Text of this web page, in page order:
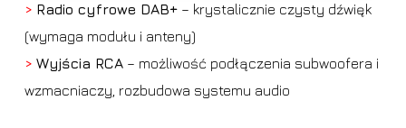
> Radio cyfrowe DAB+– krystalicznie czysty dźwięk
(wymaga modułu i anteny)
> Wyjścia RCA– możliwość podłączenia subwoofera i
wzmacniaczy, rozbudowa systemu audio